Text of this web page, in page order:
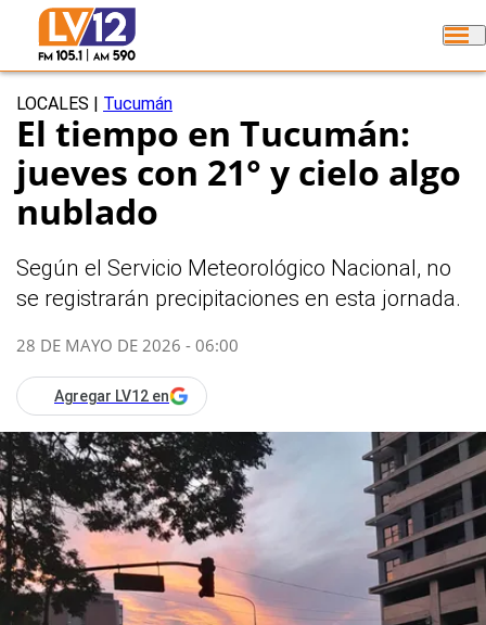
LOCALES Tucumán
El tiempo en Tucumán:
jueves con 21° y cielo algo
nublado
Según el Servicio Meteorológico Nacional, no
se registrarán precipitaciones en esta jornada.
28 DE MAYO DE 2026 - 06:00
Agregar LV12 en